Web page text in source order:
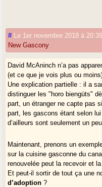
Enfin bref j’ai beau n’être natif
contraste avec la montagne/le
transformée (et vidée sutout !) il
Pour l’anecdote, un an et demi
unefois. Même les vieux
# Le 1er novembre 2018 à 20:39
New Gascony
David McAninch n’a pas
(et ce que je vois plus ou
Une explication partielle : il a
distinguer les "horo biengüts"
part, un étranger ne capte pas
part, les gascons étant selon
d’ailleurs sont seulement un
Maintenant, prenons un
sur la cuisine gasconne du
renouvelée peut la recevoir et
Et peut-il sortir de tout ça une
d’adoption ?